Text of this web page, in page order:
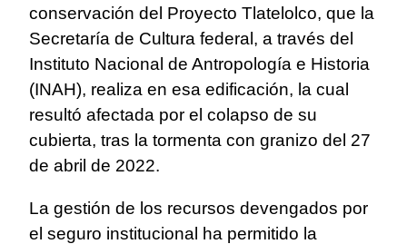
conservación del Proyecto Tlatelolco, que la
Secretaría de Cultura federal, a través del
Instituto Nacional de Antropología e Historia
(INAH), realiza en esa edificación, la cual
resultó afectada por el colapso de su
cubierta, tras la tormenta con granizo del 27
de abril de 2022.
La gestión de los recursos devengados por
el seguro institucional ha permitido la